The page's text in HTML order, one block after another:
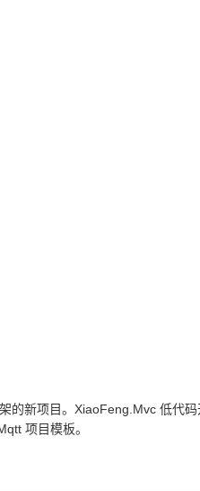
的新项目。XiaoFeng.Mvc 低代码
项目模板。